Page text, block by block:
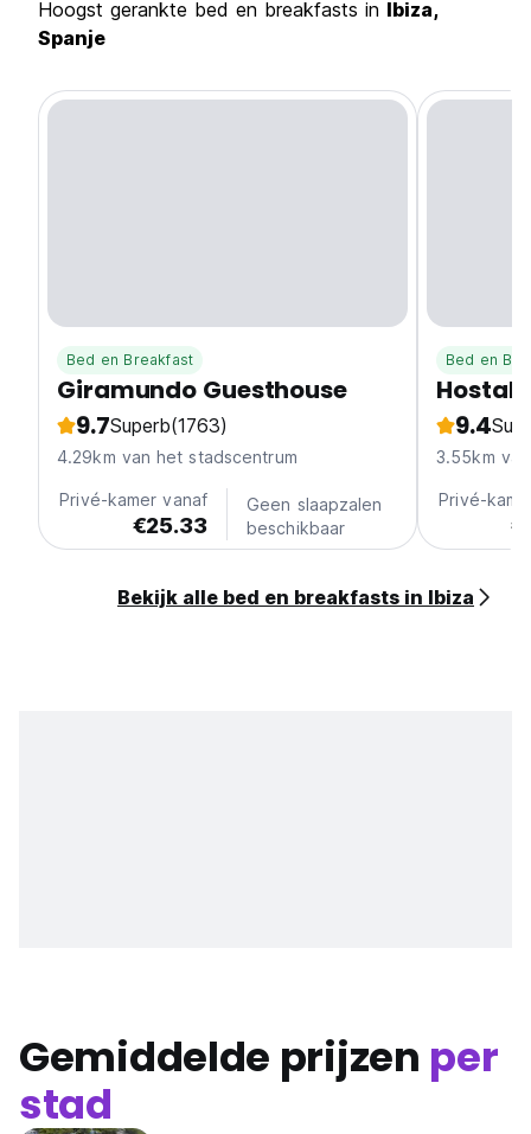
Hoogst gerankte bed en breakfasts in Ibiza,
Spanje
Bed en Breakfast
Giramundo Guesthouse
9.7Superb(1763)
4.29km van het stadscentrum
Privé-kamer vanaf
€25.33
Geen slaapzalen
beschikbaar
Bed en
Hostal
9.4
3.55km
Privé-
Bekijk alle bed en breakfasts in Ibiza
Gemiddelde prijzen per
stad